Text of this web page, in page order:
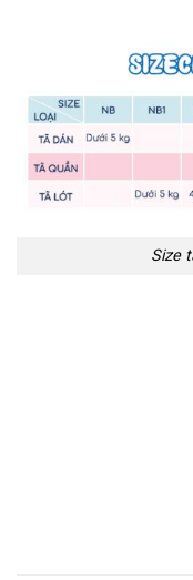
Size